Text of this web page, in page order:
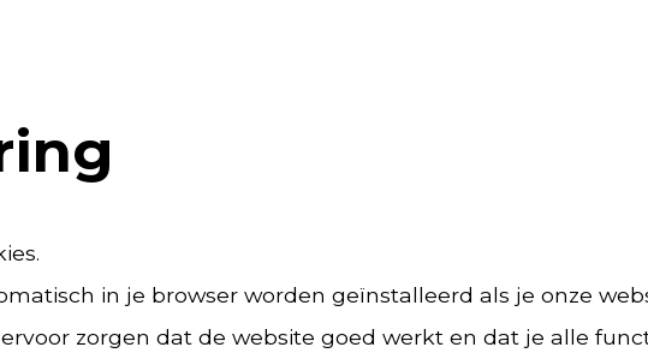
in je browser worden geïnstalleerd als je onze
zorgen dat de website goed werkt en dat je alle